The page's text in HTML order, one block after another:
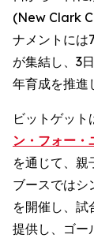
(New Clark
ナメントには
が集結し、3
年育成を推進
ビットゲット
ン・フォー
を通じて、親
ブースではシ
を開催し、試
提供し、ゴー